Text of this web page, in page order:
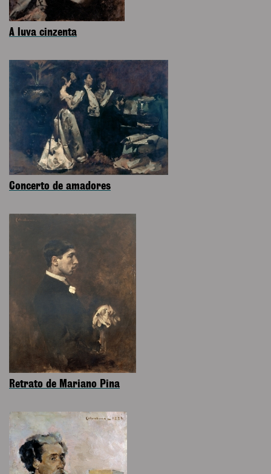
A luva cinzenta
Concerto de amadores
Retrato de Mariano Pina